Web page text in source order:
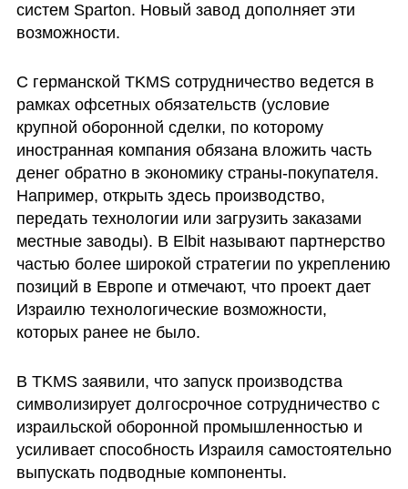
систем Sparton. Новый завод дополняет эти
возможности.
С германской TKMS сотрудничество ведется в
рамках офсетных обязательств (условие
крупной оборонной сделки, по которому
иностранная компания обязана вложить часть
денег обратно в экономику страны-покупателя.
Например, открыть здесь производство,
передать технологии или загрузить заказами
местные заводы). В Elbit называют партнерство
частью более широкой стратегии по укреплению
позиций в Европе и отмечают, что проект дает
Израилю технологические возможности,
которых ранее не было.
В TKMS заявили, что запуск производства
символизирует долгосрочное сотрудничество с
израильской оборонной промышленностью и
усиливает способность Израиля самостоятельно
выпускать подводные компоненты.